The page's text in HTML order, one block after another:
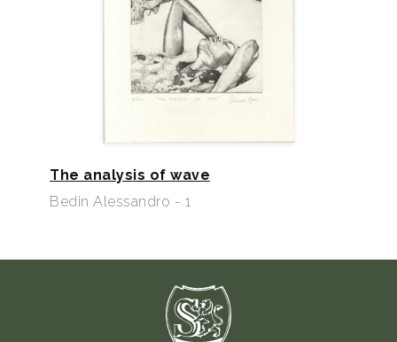
The analysis of wave
Bedin Alessandro - 1